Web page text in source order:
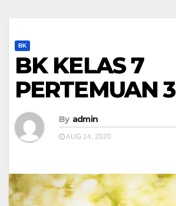
BK
BK KELAS 7
PERTEMUAN 3
By admin
AUG 14, 2020